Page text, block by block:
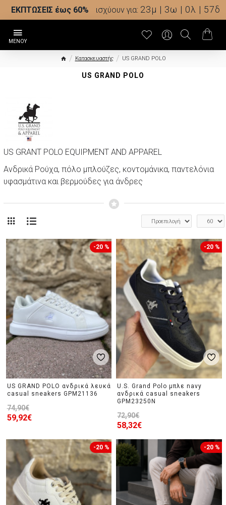
ΕΚΠΤΩΣΕΙΣ έως 60% ισχύουν για: 23μ | 3ω | 0λ | 54δ
Κατασκευαστής US GRAND POLO
US GRAND POLO
US GRANT POLO EQUIPMENT AND APPAREL
Ανδρικά Ρούχα, πόλο μπλούζες, κοντομάνικα, παντελόνια
υφασμάτινα και βερμούδες για άνδρες
-20 %
US GRAND POLO ανδρικά λευκά
casual sneakers GPM21136
59,92€
74,90€
-20 %
U.S. Grand Polo μπλε navy
ανδρικά casual sneakers
GPM23250N
58,32€
72,90€
-20 % -20 %